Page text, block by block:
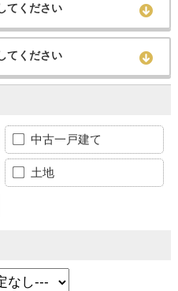
てください
てください
中古一戸建て
土地